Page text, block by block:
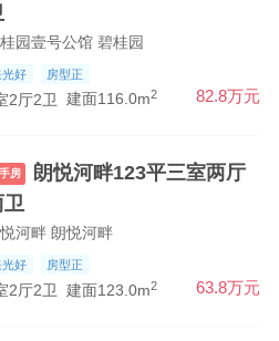
园壹号公馆 碧桂园
光好 房型正
2厅2卫 建面116.0m2 82.8万元
房
卫
河畔 朗悦河畔
光好 房型正
2厅2卫 建面123.0m2 63.8万元